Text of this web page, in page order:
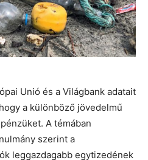
Unió és a Világbank adatait
a különböző jövedelmű
A témában
szerint a
leggazdagabb egytizedének